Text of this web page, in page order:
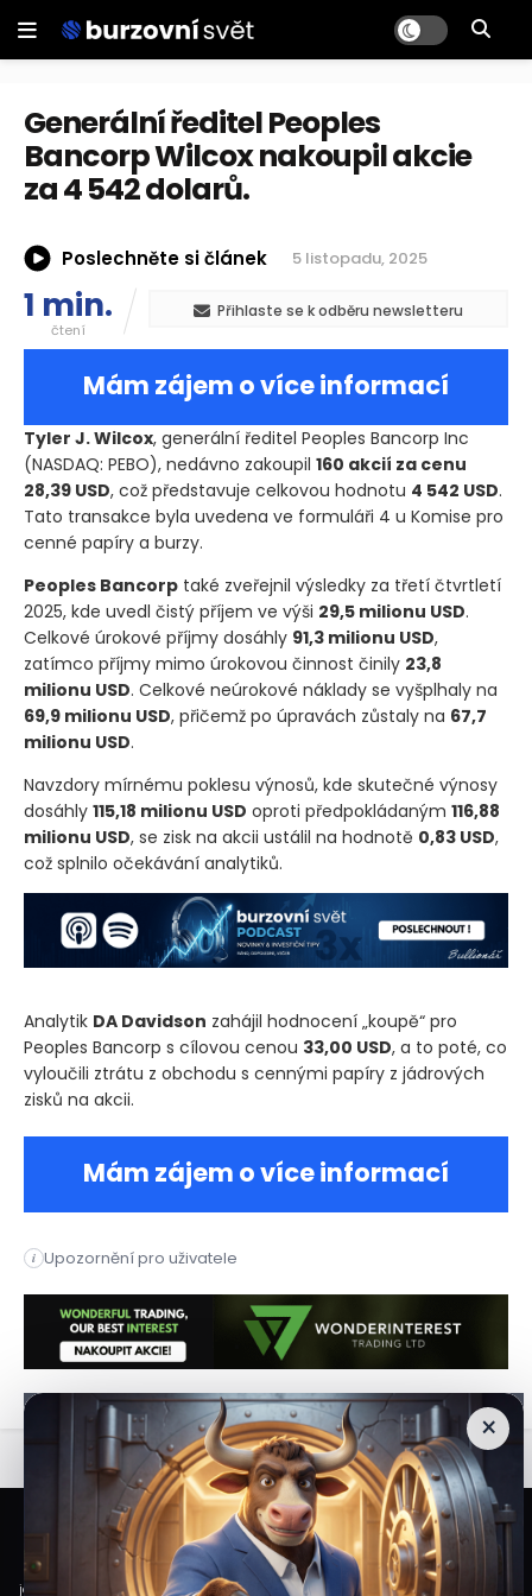
Generální ředitel Peoples
Bancorp Wilcox nakoupil akcie
za 4 542 dolarů.
Poslechněte si článek 5 listopadu, 2025
1 min.
čtení
Přihlaste se k odběru newsletteru
Mám zájem o více informací
Tyler J. Wilcox, generální ředitel Peoples Bancorp Inc
(NASDAQ: PEBO), nedávno zakoupil 160 akcií za cenu
28,39 USD, což představuje celkovou hodnotu 4 542 USD.
Tato transakce byla uvedena ve formuláři 4 u Komise pro
cenné papíry a burzy.
Peoples Bancorp také zveřejnil výsledky za třetí čtvrtletí
2025, kde uvedl čistý příjem ve výši 29,5 milionu USD.
Celkové úrokové příjmy dosáhly 91,3 milionu USD,
zatímco příjmy mimo úrokovou činnost činily 23,8
milionu USD. Celkové neúrokové náklady se vyšplhaly na
69,9 milionu USD, přičemž po úpravách zůstaly na 67,7
milionu USD.
Navzdory mírnému poklesu výnosů, kde skutečné výnosy
dosáhly 115,18 milionu USD oproti předpokládaným 116,88
milionu USD, se zisk na akcii ustálil na hodnotě 0,83 USD,
což splnilo očekávání analytiků.
Analytik DA Davidson zahájil hodnocení „koupě“ pro
Peoples Bancorp s cílovou cenou 33,00 USD, a to poté, co
vyloučili ztrátu z obchodu s cennými papíry z jádrových
zisků na akcii.
Mám zájem o více informací
i Upozornění pro uživatele
Tyler J. Wilcox, generální ředitel Peoples Bancorp Inc
×
Veškeré informace a materiály zveřejněné na internetových stránkách
Burzovního Světa vycházejí z veřejně dostupných a důvěryhodných zdrojů. Při
jejich zpracování je postupováno s odbornou péčí a cílem poskytovat čtenářům